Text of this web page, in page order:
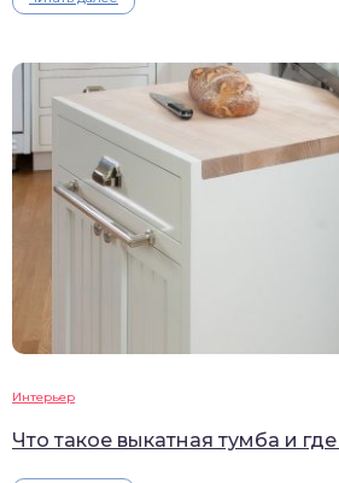
Интерьер
Что такое выкатная тумба и